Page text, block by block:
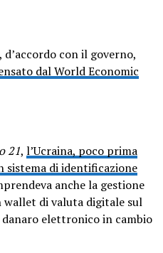
d’accordo con il governo,
dal World Economic
21, l’Ucraina, poco prima
sistema di identificazione
anche la gestione
wallet di valuta digitale sul
elettronico in cambio